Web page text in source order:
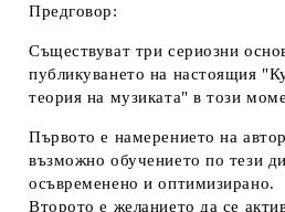
Предговор:
Съществуват три сериозни
публикуването на настоящия
теория на музиката" в този
Първото е намерението на
възможно обучението по тези
осъвременено и оптимизирано.
Второто е желанието да се